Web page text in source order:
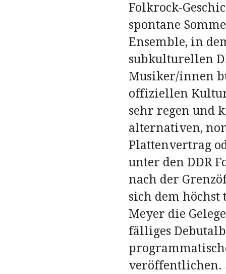
Folkrock-
spontane
Ensemble, in
subkulturellen
Musiker/innen
offiziellen
sehr regen und
alternativen,
Plattenvertrag
unter den DDR
nach der
sich dem
Meyer die
fälliges
veröffentlichen.